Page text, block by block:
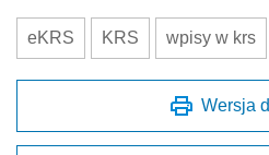
eKRS KRS wpisy w krs
Wersja